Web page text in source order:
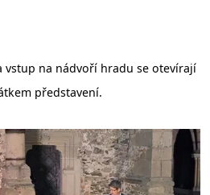
vstup na nádvoří hradu se otevírají
představení.